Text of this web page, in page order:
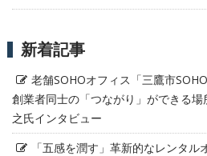
新着記事
老舗SOHOオフィス「三鷹市
創業者同士の「つながり」ができる
之氏インタビュー
「五感を潤す」革新的なレンタ